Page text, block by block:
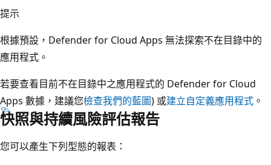
提示
根據預設，Defender for Cloud Apps 無法探索不在目錄中的
應用程式。
若要查看目前不在目錄中之應用程式的 Defender for Cloud
Apps 數據，建議您檢查我們的藍圖) 或建立自定義應用程式 。
快照與持續風險評估報告
您可以產生下列型態的報表：